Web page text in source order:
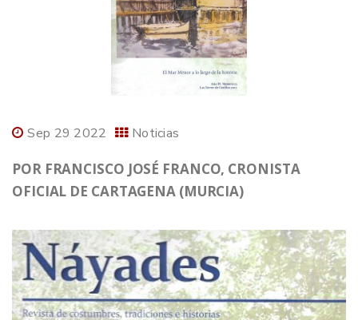
Sep 29 2022 Noticias
POR FRANCISCO JOSÉ FRANCO, CRONISTA
OFICIAL DE CARTAGENA (MURCIA)